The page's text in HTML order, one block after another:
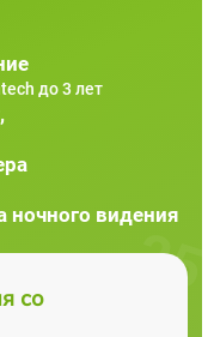
до 3 лет
видения
со